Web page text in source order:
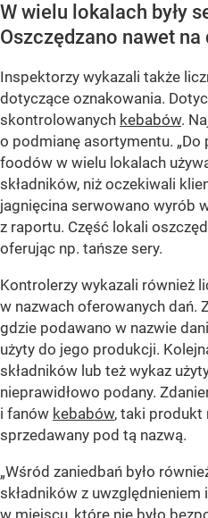
W wielu lokalach były
Oszczędzano nawet na
Inspektorzy wykazali także
dotyczące oznakowania.
skontrolowanych kebabów.
o podmianę asortymentu.
foodów w wielu lokalach
składników, niż oczekiwali
jagnięcina serwowano wyrób
z raportu. Część lokali
oferując np. tańsze sery.
Kontrolerzy wykazali również
w nazwach oferowanych dań.
gdzie podawano w nazwie
użyty do jego produkcji.
składników lub też wykaz
nieprawidłowo podany.
i fanów kebabów, taki produkt
sprzedawany pod tą nazwą.
„Wśród zaniedbań było
składników z
w miejscu, które nie było